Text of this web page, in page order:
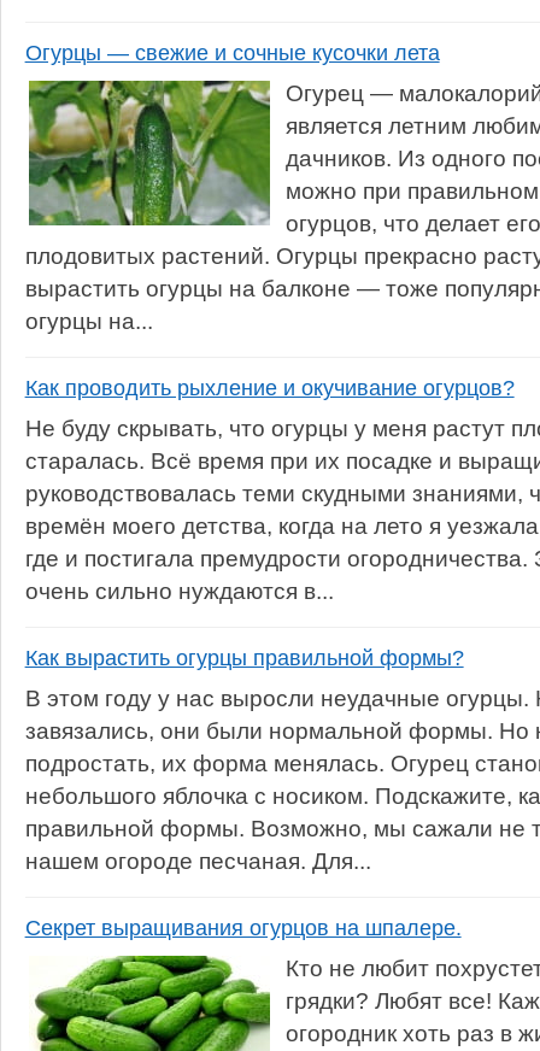
Огурцы — свежие и сочные кусочки лета
Огурец —
является летним
дачников. Из одного
можно при
огурцов, что делает
плодовитых растений. Огурцы прекрасно
вырастить огурцы на балконе — тоже
огурцы на...
Как проводить рыхление и окучивание огурцов?
Не буду скрывать, что огурцы у меня растут
старалась. Всё время при их посадке и
руководствовалась теми скудными знаниями,
времён моего детства, когда на лето я
где и постигала премудрости
очень сильно нуждаются в...
Как вырастить огурцы правильной формы?
В этом году у нас выросли неудачные огурцы.
завязались, они были нормальной формы. Но
подростать, их форма менялась. Огурец
небольшого яблочка с носиком. Подскажите,
правильной формы. Возможно, мы сажали не
нашем огороде песчаная. Для...
Секрет выращивания огурцов на шпалере.
Кто не любит
грядки? Любят все!
огородник хоть раз в